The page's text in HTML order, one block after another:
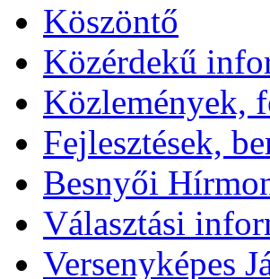
Köszöntő
Közérdekű
Közlemények,
Fejlesztések,
Besnyői
Választási
Versenyképes